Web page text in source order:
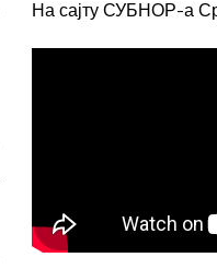
На сајту СУБНОР-а